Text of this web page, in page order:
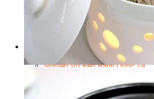
Học Làm Kem
Học Pha Chế Trà Sữa
Chuyên Đề Pha Chế
Video Dạy Pha Chế
Nghiệp Vụ Bếp Trưởng Bếp
Nghiệp Vụ Bếp Bánh Quốc Tế
Nghiệp Vụ Bánh Kem